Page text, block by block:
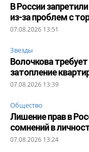
В России
из-за проблем с
07.08.2026 13:51
Звезды
Волочкова
затопление
07.08.2026 13:39
Общество
Лишение прав в
сомнений в
07.08.2026 13:24